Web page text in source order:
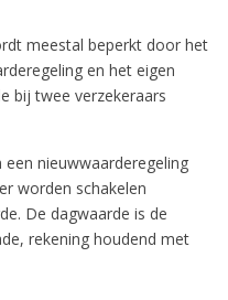
meestal beperkt door het
en het eigen
bij twee verzekeraars
nieuwwaarderegeling
worden schakelen
De dagwaarde is de
rekening houdend met